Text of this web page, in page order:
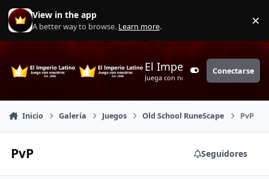
Saltar a contenido
View in the app
A better way to browse. Learn more. ×
El Imperio Latino
Juega con nosotrosCustomizer
Conectarse
Inicio Galería Juegos Old School RuneScape PvP
PvP Seguidores